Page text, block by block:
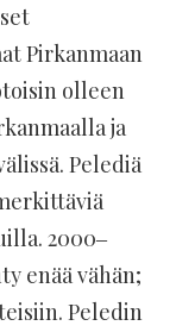
Pirkanmaan
olleen
ja
Pelediä
2000‒
enää vähän;
Peledin